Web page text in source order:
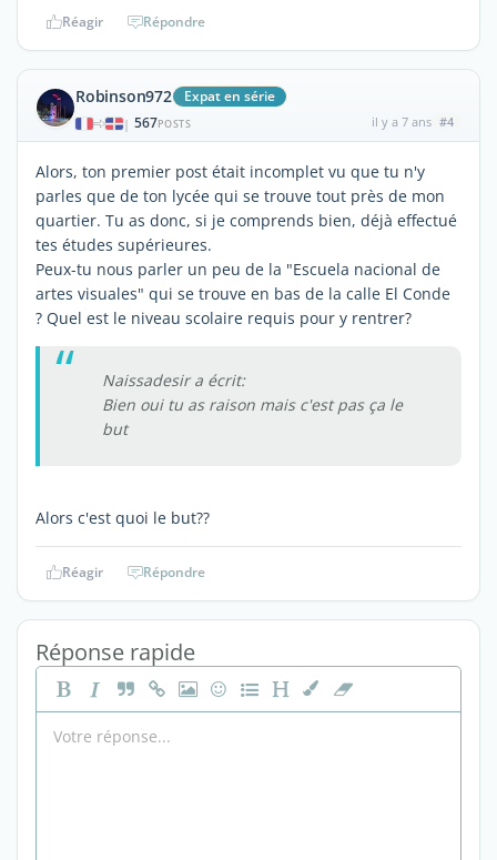
Réagir Répondre
Robinson972 Expat en série
| 567POSTS il y a 7 ans #4
Alors, ton premier post était incomplet vu que tu n'y
parles que de ton lycée qui se trouve tout près de mon
quartier. Tu as donc, si je comprends bien, déjà effectué
tes études supérieures.
Peux-tu nous parler un peu de la "Escuela nacional de
artes visuales" qui se trouve en bas de la calle El Conde
? Quel est le niveau scolaire requis pour y rentrer?
Naissadesir a écrit:
Bien oui tu as raison mais c'est pas ça le
but
Alors c'est quoi le but??
Réagir Répondre
Réponse rapide